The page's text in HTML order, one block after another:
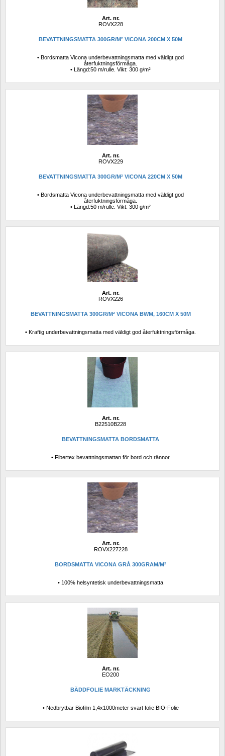
Art. nr.
ROVX228
BEVATTNINGSMATTA 300GR/M² VICONA 200CM X 50M
• Bordsmatta Vicona underbevattningsmatta med väldigt god
återfuktningsförmåga.
• Längd:50 m/rulle. Vikt: 300 g/m²
Art. nr.
ROVX229
BEVATTNINGSMATTA 300GR/M² VICONA 220CM X 50M
• Bordsmatta Vicona underbevattningsmatta med väldigt god
återfuktningsförmåga.
• Längd:50 m/rulle. Vikt: 300 g/m²
Art. nr.
ROVX226
BEVATTNINGSMATTA 300GR/M² VICONA BWM, 160CM X 50M
• Kraftig underbevattningsmatta med väldigt god återfuktningsförmåga.
Art. nr.
B22510B228
BEVATTNINGSMATTA BORDSMATTA
• Fibertex bevattningsmattan för bord och rännor
Art. nr.
ROVX227228
BORDSMATTA VICONA GRÅ 300GRAM/M²
• 100% helsyntetisk underbevattningsmatta
Art. nr.
EO200
BÄDDFOLIE MARKTÄCKNING
• Nedbrytbar Biofilm 1,4x1000meter svart folie BIO-Folie